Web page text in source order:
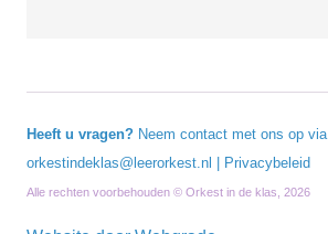
Heeft u vragen? Neem contact met ons op via
orkestindeklas@leerorkest.nl
Privacybeleid
Alle rechten voorbehouden © Orkest in de klas, 2026